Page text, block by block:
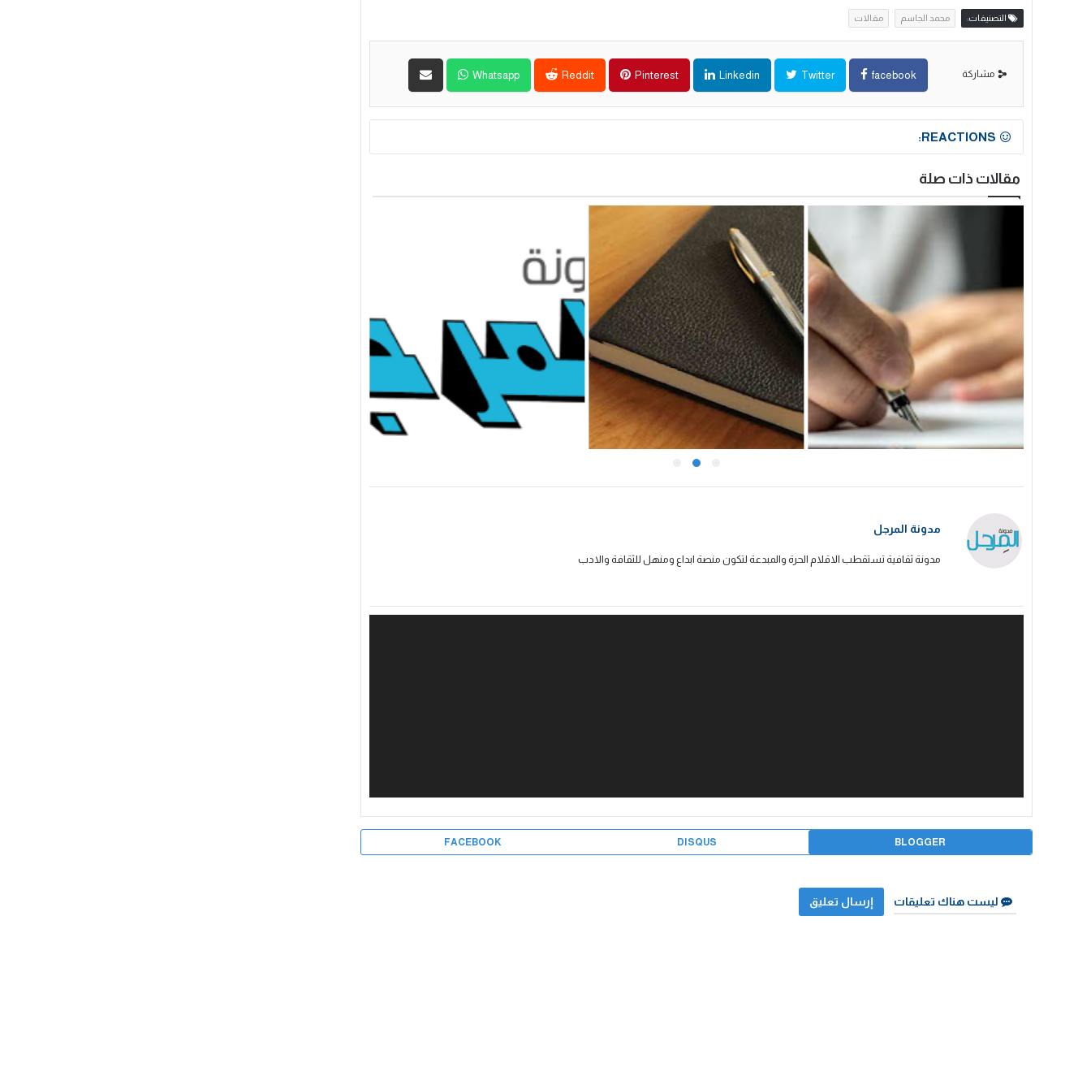
التصنيفات: محمد الجاسم مقالات
مشاركة facebook
Twitter
Linkedin
Pinterest
Reddit
Whatsapp
REACTIONS:
مقالات ذات صلة
مدونة المرجل
مدونة ثقافية تستقطب الاقلام الحرة والمبدعة لتكون منصة ابداع ومنهل للثقافة والادب
BLOGGER
DISQUS
FACEBOOK
ليست هناك تعليقات إرسال تعليق